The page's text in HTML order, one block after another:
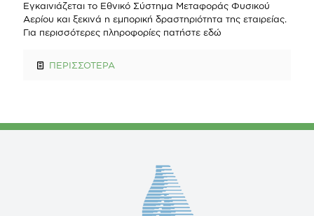
Εγκαινιάζεται το Εθνικό Σύστημα Μεταφοράς Φυσικού
Αερίου και ξεκινά η εμπορική δραστηριότητα της εταιρείας.
Για περισσότερες πληροφορίες πατήστε εδώ
ΠΕΡΙΣΣΟΤΕΡΑ